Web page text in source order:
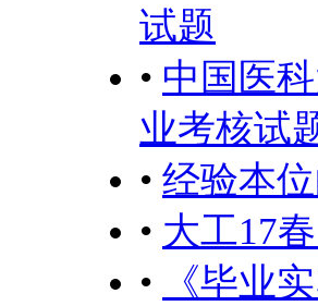
试题
• 中国医
业考核试
• 经验本
• 大工17
•
《毕业